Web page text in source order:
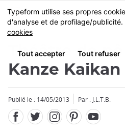
Skip
to
main
MENU
Théâtre de nô
Kanze Kaikan
Publié le : 14/05/2013 Par : J.L.T.B.